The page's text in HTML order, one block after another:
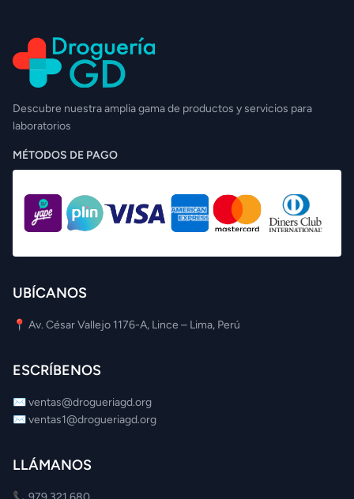
Descubre nuestra amplia gama de productos y servicios para
laboratorios
MÉTODOS DE PAGO
UBÍCANOS
📍 Av. César Vallejo 1176-A, Lince – Lima, Perú
ESCRÍBENOS
✉️ventas@drogueriagd.org
✉️ventas1@drogueriagd.org
LLÁMANOS